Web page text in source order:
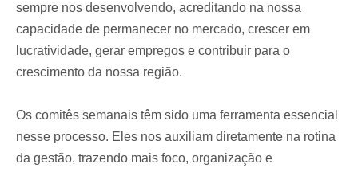
sempre nos desenvolvendo, acreditando na nossa
capacidade de permanecer no mercado, crescer em
lucratividade, gerar empregos e contribuir para o
crescimento da nossa região.
Os comitês semanais têm sido uma ferramenta essencial
nesse processo. Eles nos auxiliam diretamente na rotina
da gestão, trazendo mais foco, organização e